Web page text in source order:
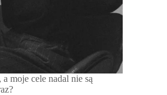
a moje cele nadal nie są